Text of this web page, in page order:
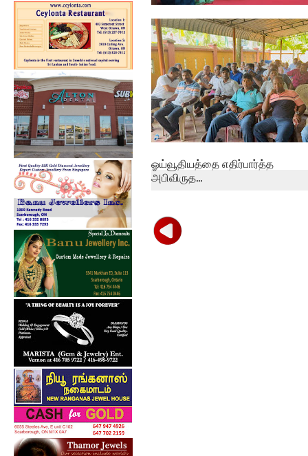
பேத்தாழை பொது நூலகத்தில்
உலக புத்தக...
ஓய்வூதியத்தை எதிர்பார்த்த
அபிவிருத...